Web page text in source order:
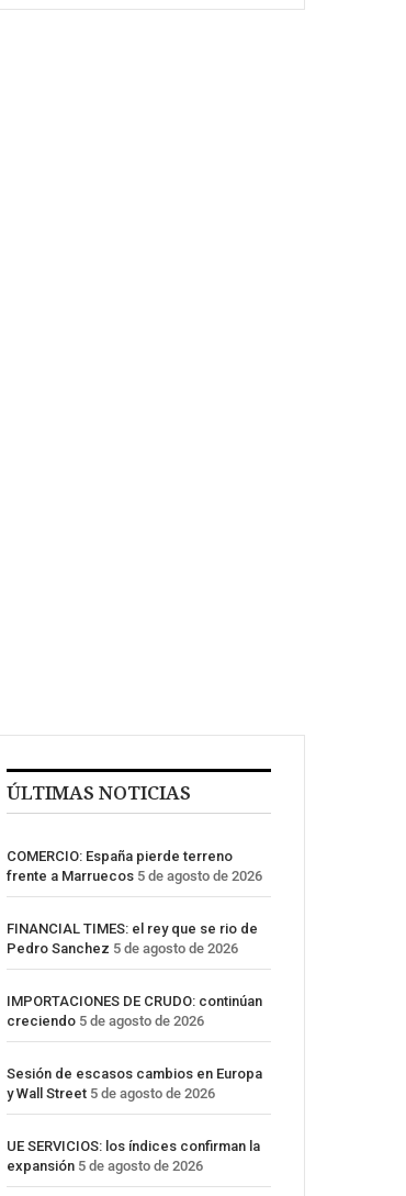
ÚLTIMAS NOTICIAS
COMERCIO: España pierde terreno
frente a Marruecos 5 de agosto de 2026
FINANCIAL TIMES: el rey que se rio de
Pedro Sanchez 5 de agosto de 2026
IMPORTACIONES DE CRUDO: continúan
creciendo 5 de agosto de 2026
Sesión de escasos cambios en Europa
y Wall Street 5 de agosto de 2026
UE SERVICIOS: los índices confirman la
expansión 5 de agosto de 2026